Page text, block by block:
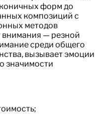
форм до
композиций с
методов
внимания — резной
среди общего
вызывает эмоции
значимости